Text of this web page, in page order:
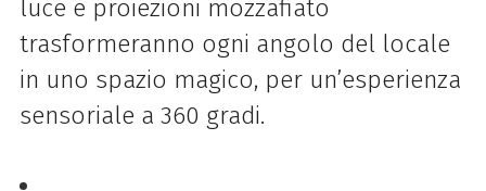
luce e proiezioni mozzafiato
trasformeranno ogni angolo del locale
in uno spazio magico, per un’esperienza
sensoriale a 360 gradi.